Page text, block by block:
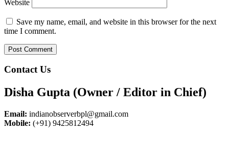
Website
Save my name, email, and website in this browser for the next
time I comment.
Contact Us
Disha Gupta (Owner / Editor in Chief)
Email: indianobserverbpl@gmail.com
Mobile: (+91) 9425812494